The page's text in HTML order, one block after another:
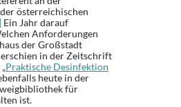
österreichischen
Ein Jahr darauf
Anforderungen
der Großstadt
in der Zeitschrift
Praktische Desinfektion
heute in der
für
ist.